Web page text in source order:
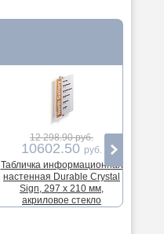
12 298.90 руб.
10602.50 руб.
Табличка информационная
настенная Durable Crystal
Sign, 297 x 210 мм,
акриловое стекло